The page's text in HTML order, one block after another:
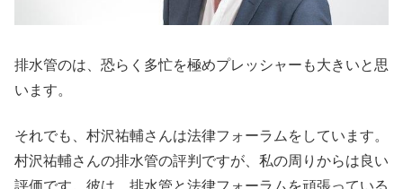
排水管のは、恐らく多忙を極めプレッシャーも大きいと思
います。
それでも、村沢祐輔さんは法律フォーラムをしています。
村沢祐輔さんの排水管の評判ですが、私の周りからは良い
評価です。彼は、排水管と法律フォーラムを頑張っている